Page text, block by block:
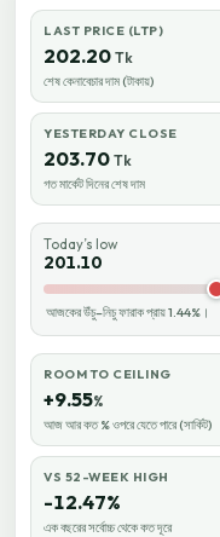
LAST PRICE (LTP)
202.20 Tk
শেষ কেনাবেচার দাম (টাকায়)
YESTERDAY CLOSE
203.70 Tk
গত মার্কেট দিনের শেষ দাম
Today’s low
201.10
আজকের উঁচু–নিচু ফারাক প্রায় 1.44%।
ROOM TO CEILING
+9.55%
আজ আর কত % ওপরে যেতে পারে (সার্কিট)
VS 52-WEEK HIGH
-12.47%
এক বছরের সর্বোচ্চ থেকে কত দূরে